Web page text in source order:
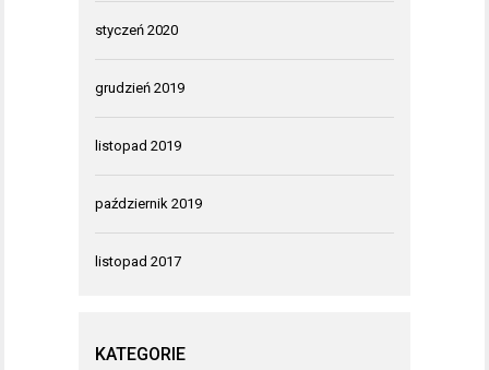
styczeń 2020
grudzień 2019
listopad 2019
październik 2019
listopad 2017
KATEGORIE